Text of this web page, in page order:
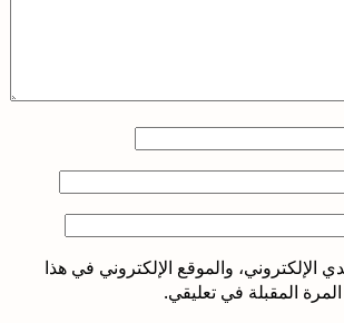
الإلكتروني، والموقع الإلكتروني في هذا
المقبلة في تعليقي.